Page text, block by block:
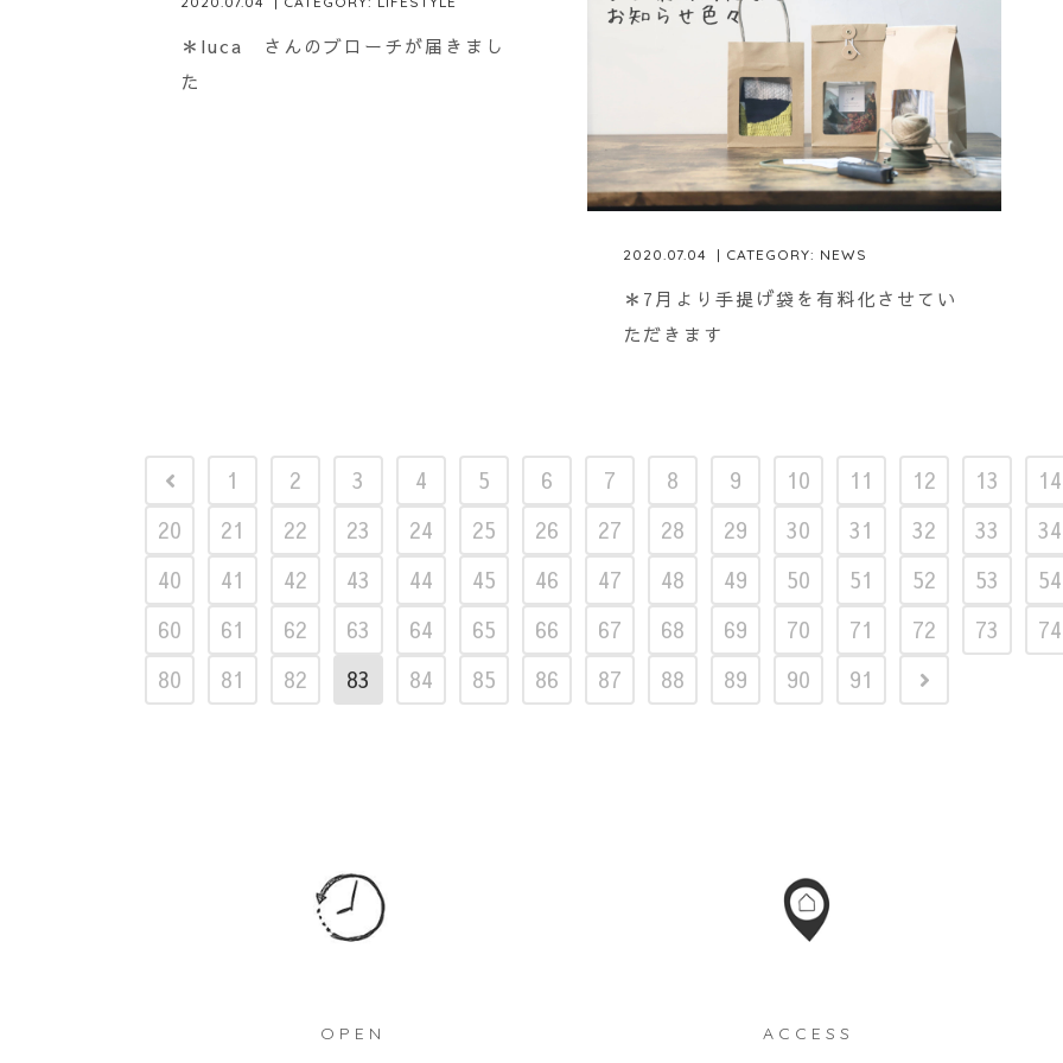
＊luca さんのブローチが届きまし
た
2020.07.04 | CATEGORY: NEWS
＊7月より手提げ袋を有料化させてい
ただきます
1 2 3 4 5 6 7 8 9 10 11 12 13 14
20
21 22 23 24 25 26 27 28 29 30 31 32 33 34
40
41 42 43 44 45 46 47 48 49 50 51 52 53 54
60
61 62 63 64 65 66 67 68 69 70 71 72 73 74
80
81 82 83 84 85 86 87 88 89 90 91
OPEN ACCESS